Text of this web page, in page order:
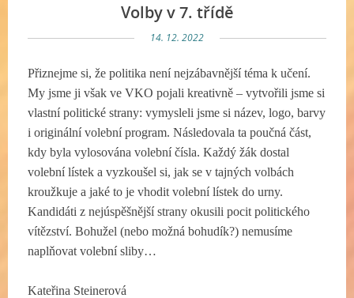
Volby v 7. třídě
14. 12. 2022
Přiznejme si, že politika není nejzábavnější téma k učení.
My jsme ji však ve VKO pojali kreativně – vytvořili jsme si
vlastní politické strany: vymysleli jsme si název, logo, barvy
i originální volební program. Následovala ta poučná část,
kdy byla vylosována volební čísla. Každý žák dostal
volební lístek a vyzkoušel si, jak se v tajných volbách
kroužkuje a jaké to je vhodit volební lístek do urny.
Kandidáti z nejúspěšnější strany okusili pocit politického
vítězství. Bohužel (nebo možná bohudík?) nemusíme
naplňovat volební sliby…
Kateřina Steinerová